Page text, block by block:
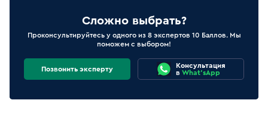
Сложно выбрать?
Проконсультируйтесь у одного из 8 экспертов 10 Баллов. Мы
поможем с выбором!
Позвонить эксперту
Консультация
в What'sApp